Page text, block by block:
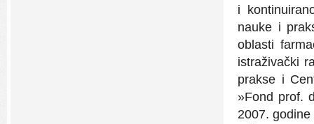
i
nauke i
oblasti
istraživački
prakse i
»Fond prof.
2007.